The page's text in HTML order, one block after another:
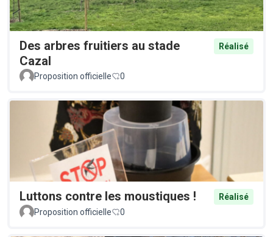
Des arbres fruitiers au stade
Cazal
Réalisé
Proposition officielle 0
Luttons contre les moustiques !
Réalisé
Proposition officielle
0